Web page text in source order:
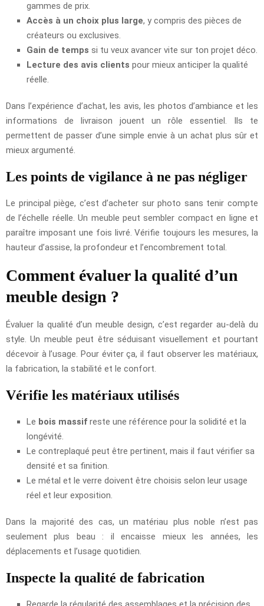
gammes de prix.
Accès à un choix plus large, y compris des pièces de
créateurs ou exclusives.
Gain de temps si tu veux avancer vite sur ton projet déco.
Lecture des avis clients pour mieux anticiper la qualité
réelle.
Dans l’expérience d’achat, les avis, les photos d’ambiance et les
informations de livraison jouent un rôle essentiel. Ils te
permettent de passer d’une simple envie à un achat plus sûr et
mieux argumenté.
Les points de vigilance à ne pas négliger
Le principal piège, c’est d’acheter sur photo sans tenir compte
de l’échelle réelle. Un meuble peut sembler compact en ligne et
paraître imposant une fois livré. Vérifie toujours les mesures, la
hauteur d’assise, la profondeur et l’encombrement total.
Comment évaluer la qualité d’un
meuble design ?
Évaluer la qualité d’un meuble design, c’est regarder au-delà du
style. Un meuble peut être séduisant visuellement et pourtant
décevoir à l’usage. Pour éviter ça, il faut observer les matériaux,
la fabrication, la stabilité et le confort.
Vérifie les matériaux utilisés
Le bois massif reste une référence pour la solidité et la
longévité.
Le contreplaqué peut être pertinent, mais il faut vérifier sa
densité et sa finition.
Le métal et le verre doivent être choisis selon leur usage
réel et leur exposition.
Dans la majorité des cas, un matériau plus noble n’est pas
seulement plus beau : il encaisse mieux les années, les
déplacements et l’usage quotidien.
Inspecte la qualité de fabrication